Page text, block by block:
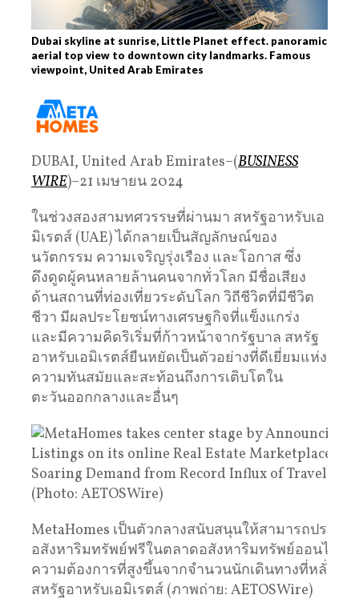
Dubai skyline at sunrise, Little Planet effect. panoramic
aerial top view to downtown city landmarks. Famous
viewpoint, United Arab Emirates
DUBAI, United Arab Emirates–(BUSINESS
WIRE)–21 เมษายน 2024
ในช่วงสองสามทศวรรษที่ผ่านมา สหรัฐอาหรับเอ
มิเรตส์ (UAE) ได้กลายเป็นสัญลักษณ์ของ
นวัตกรรม ความเจริญรุ่งเรือง และโอกาส ซึ่ง
ดึงดูดผู้คนหลายล้านคนจากทั่วโลก มีชื่อเสียง
ด้านสถานที่ท่องเที่ยวระดับโลก วิถีชีวิตที่มีชีวิต
ชีวา มีผลประโยชน์ทางเศรษฐกิจที่แข็งแกร่ง
และมีความคิดริเริ่มที่ก้าวหน้าจากรัฐบาล สหรัฐ
อาหรับเอมิเรตส์ยืนหยัดเป็นตัวอย่างที่ดีเยี่ยมแห่ง
ความทันสมัยและสะท้อนถึงการเติบโตใน
ตะวันออกกลางและอื่นๆ
MetaHomes เป็นตัวกลางสนับสนุนให้สามารถประกา
อสังหาริมทรัพย์ฟรีในตลาดอสังหาริมทรัพย์ออนไลน์
ความต้องการที่สูงขึ้นจากจำนวนนักเดินทางที่หลั่งไห
สหรัฐอาหรับเอมิเรตส์ (ภาพถ่าย: AETOSWire)